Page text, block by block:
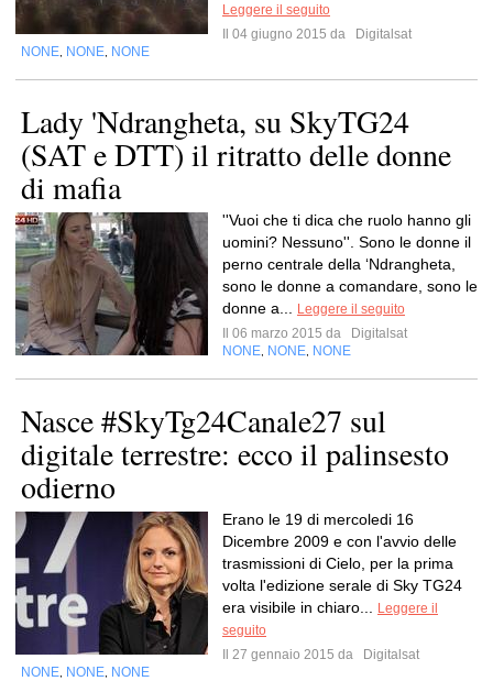
Leggere il seguito
Il 04 giugno 2015 da
Digitalsat
NONE NONE NONE
Lady 'Ndrangheta, su SkyTG24
(SAT e DTT) il ritratto delle donne
di mafia
''Vuoi che ti dica che ruolo hanno gli
uomini? Nessuno''. Sono le donne il
perno centrale della ‘Ndrangheta,
sono le donne a comandare, sono le
donne a...
Leggere il seguito
Il 06 marzo 2015 da
Digitalsat
NONE NONE NONE
Nasce #SkyTg24Canale27 sul
digitale terrestre: ecco il palinsesto
odierno
Erano le 19 di mercoledi 16
Dicembre 2009 e con l'avvio delle
trasmissioni di Cielo, per la prima
volta l'edizione serale di Sky TG24
era visibile in chiaro...
Leggere il
seguito
Il 27 gennaio 2015 da
Digitalsat
NONE NONE NONE